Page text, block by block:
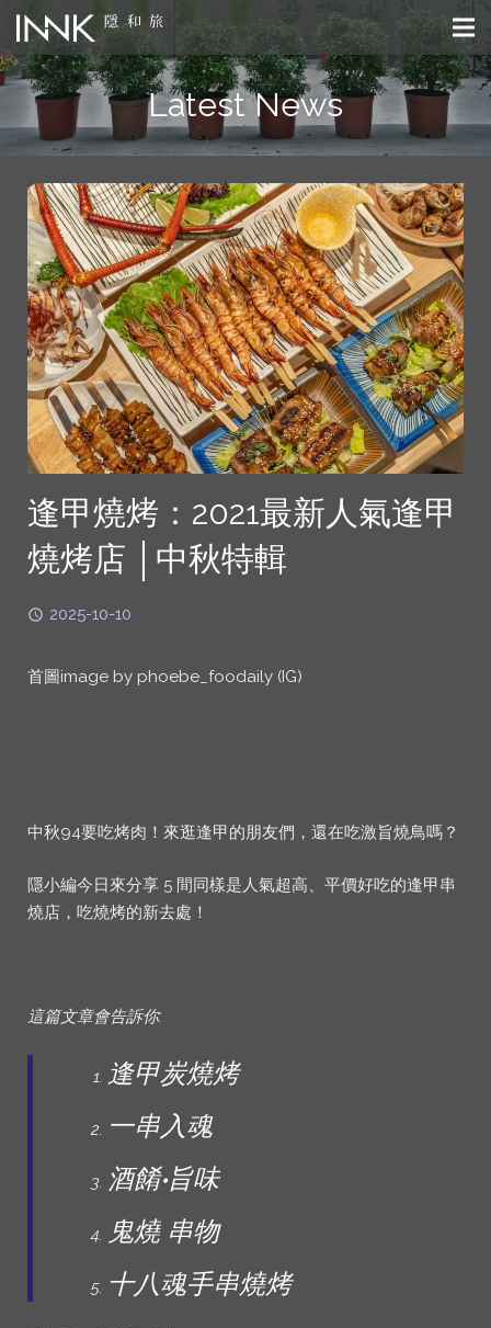
Latest News
逢甲燒烤：2021最新人氣逢甲
燒烤店 │中秋特輯
2025-10-10
首圖image by phoebe_foodaily (IG)
中秋94要吃烤肉！來逛逢甲的朋友們，還在吃激旨燒鳥嗎？
隱小編今日來分享 5 間同樣是人氣超高、平價好吃的逢甲串
燒店，吃燒烤的新去處！
這篇文章會告訴你:
逢甲炭燒烤
一串入魂
酒餚‧旨味
鬼燒 串物
十八魂手串燒烤